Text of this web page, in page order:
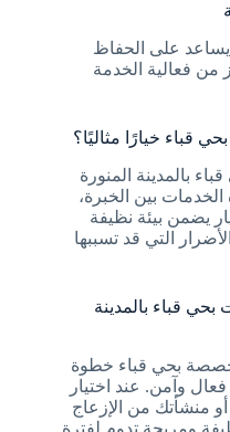
يساعد على الحفاظ
من فعالية الخدمة
قباء خيارًا مثاليًا؟
بالمدينة المنورة
بين الخبرة،
يضمن بيئة نظيفة
التي قد تسببها
قباء بالمدينة
بحي قباء خطوة
وآمن. عند اختيار
منشأتك من الإزعاج
ومريحة تدوم لفترة